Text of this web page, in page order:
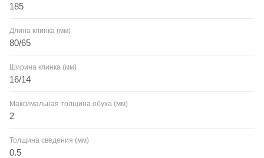
185
Длина клинка (мм)
80/65
Ширина клинка (мм)
16/14
Максимальная толщина обуха (мм)
2
Толщина сведения (мм)
0.5